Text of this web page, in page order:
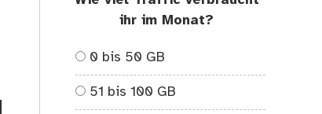
ihr im Monat?
0 bis 50 GB
51 bis 100 GB